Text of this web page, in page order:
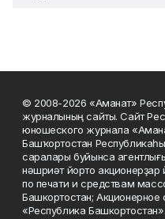
© 2008-2026 «Аманат»
журналының сайты. Сайт
юношеского журнала
Башҡортостан
саралары буйынса
нәшриәт йорто акционерҙар
по печати и средствам
Башкортостан;
«Республика Башкортостан».